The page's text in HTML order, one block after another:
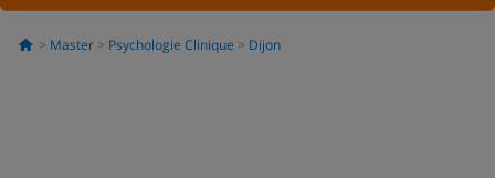
Master Psychologie Clinique Dijon